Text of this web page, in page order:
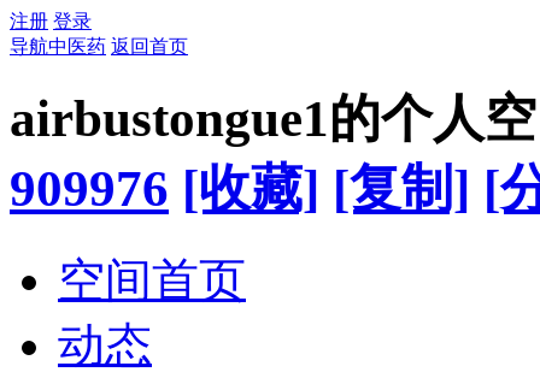
注册 登录
导航中医药 返回首页
airbustongue1的个人
909976 [收藏] [复制] [
空间首页
动态